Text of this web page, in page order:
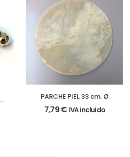
PARCHE PIEL 33 cm. Ø
7,79€ IVA incluido